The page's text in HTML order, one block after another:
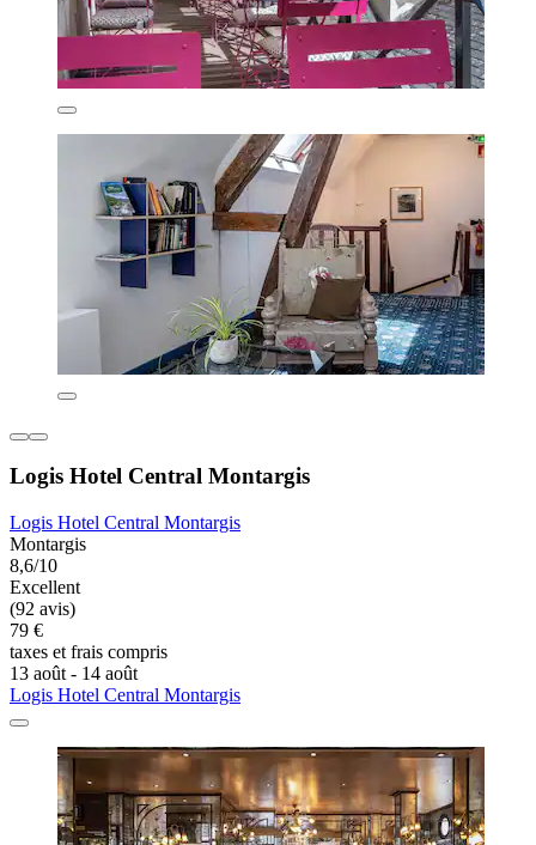
Logis Hotel Central Montargis
Logis Hotel Central Montargis
Montargis
8,6/10
Excellent
(92 avis)
79 €
taxes et frais compris
13 août - 14 août
Logis Hotel Central Montargis